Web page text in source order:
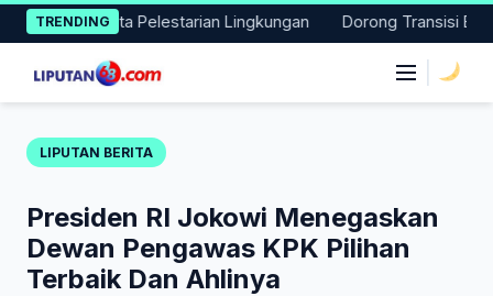
Skip
to
content
TRENDING
Nyata Pelestarian Lingkungan Dorong Transisi Energi di
LIPUTAN BERITA
Presiden RI Jokowi Menegaskan
Dewan Pengawas KPK Pilihan
Terbaik Dan Ahlinya